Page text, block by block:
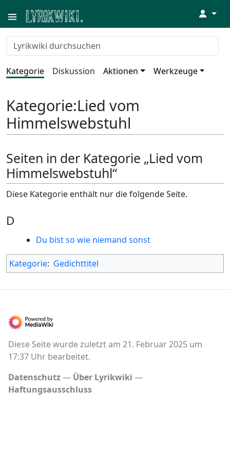
↓
Kategorie Diskussion Aktionen Werkzeuge
Kategorie:Lied vom
Himmelswebstuhl
Seiten in der Kategorie „Lied vom
Himmelswebstuhl“
Diese Kategorie enthält nur die folgende Seite.
D
Du bist so wie niemand sonst
Kategorie: Gedichttitel
Diese Seite wurde zuletzt am 21. Februar 2025 um
17:37 Uhr bearbeitet.
Datenschutz
Über Lyrikwiki
Haftungsausschluss